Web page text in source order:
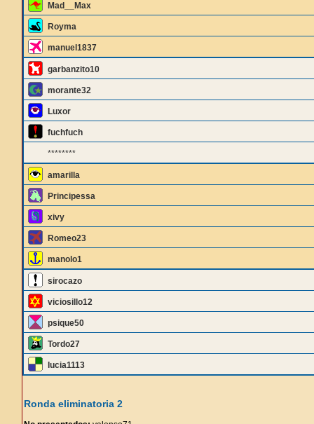
Mad__Max
Royma
manuel1837
garbanzito10
morante32
Luxor
fuchfuch
********
amarilla
Principessa
xivy
Romeo23
manolo1
sirocazo
viciosillo12
psique50
Tordo27
lucia1113
Ronda eliminatoria 2